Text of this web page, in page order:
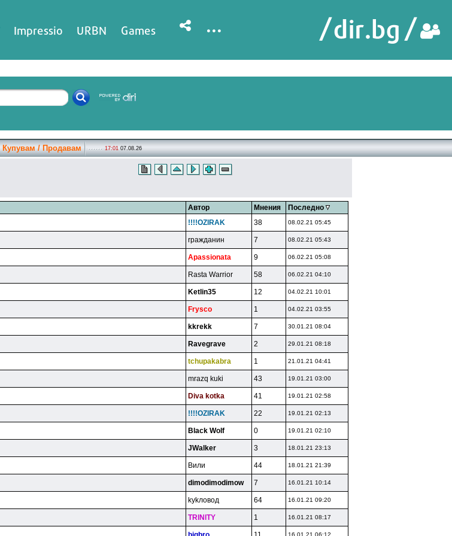
Impressio URBN Games ...
Купувам / Продавам 17:01 07.08.26
Автор Мнения Последно
!!!!OZlRAK 38 08.02.21 05:45
rpaждaнин 7 08.02.21 05:43
Apassionata 9 06.02.21 05:08
Rasta Warrior 58 06.02.21 04:10
Ketlin35 12 04.02.21 10:01
Frysco 1 04.02.21 03:55
kkrekk 7 30.01.21 08:04
Ravegrave 2 29.01.21 08:18
tchupakabra 1 21.01.21 04:41
mrazq kuki 43 19.01.21 03:00
Diva kotka 41 19.01.21 02:58
!!!!OZlRAK 22 19.01.21 02:13
Black Wolf 0 19.01.21 02:10
JWalker 3 18.01.21 23:13
Bили 44 18.01.21 21:39
dimodimodimow 7 16.01.21 10:14
kykлoвoд 64 16.01.21 09:20
TRlNlTY 1 16.01.21 08:17
16.01.21 06:12